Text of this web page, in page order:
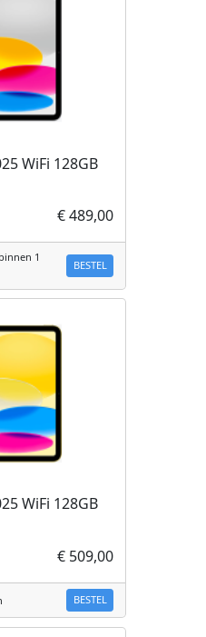
WiFi 128GB
€ 489,00
1
BESTEL
WiFi 128GB
€ 509,00
BESTEL